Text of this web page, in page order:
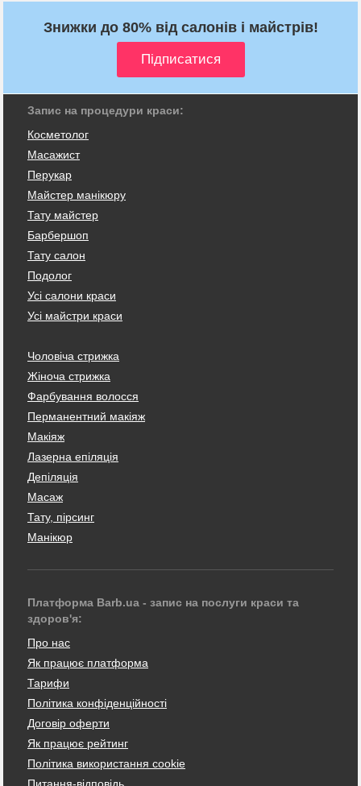
Знижки до 80% від салонів і майстрів!
Запис на процедури краси:
Косметолог
Масажист
Перукар
Майстер манікюру
Тату майстер
Барбершоп
Тату салон
Подолог
Усі салони краси
Усі майстри краси
Чоловіча стрижка
Жіноча стрижка
Фарбування волосся
Перманентний макіяж
Макіяж
Лазерна епіляція
Депіляція
Масаж
Тату, пірсинг
Манікюр
Платформа Barb.ua - запис на послуги краси та
здоров'я:
Про нас
Як працює платформа
Тарифи
Політика конфіденційності
Договір оферти
Як працює рейтинг
Політика використання cookie
Питання-відповідь